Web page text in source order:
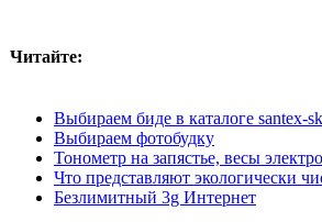
Читайте:
Выбираем биде в каталоге santex-
Выбираем фотобудку
Тонометр на запястье, весы
Что представляют экологически
Безлимитный 3g Интернет